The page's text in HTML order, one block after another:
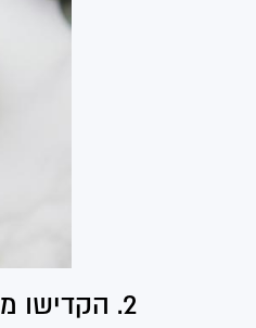
2. הקדישו מחשבה לרקע